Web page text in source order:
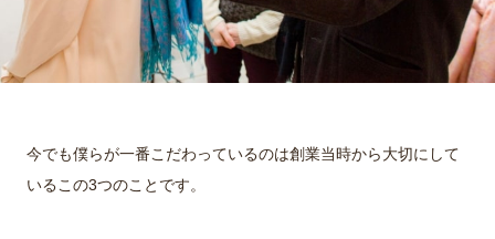
今でも僕らが一番こだわっているのは創業当時から大切にして
いるこの3つのことです。